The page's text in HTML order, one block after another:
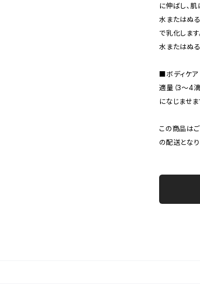
に伸ばし、肌
水またはぬ
で乳化します
水またはぬ
■ボディケア
適量（3～4
になじませま
この商品は
の配送となり